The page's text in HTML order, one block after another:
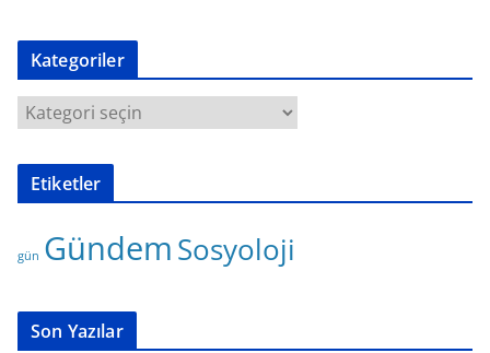
Kategoriler
t
Etiketler
gün GündemSosyoloji
Son Yazılar